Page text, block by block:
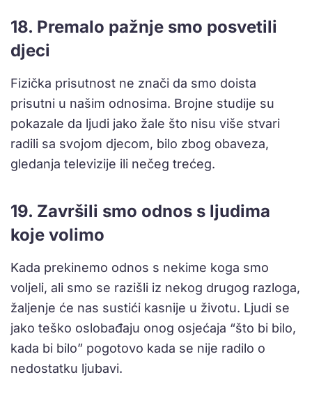
18. Premalo pažnje smo posvetili
djeci
Fizička prisutnost ne znači da smo doista
prisutni u našim odnosima. Brojne studije su
pokazale da ljudi jako žale što nisu više stvari
radili sa svojom djecom, bilo zbog obaveza,
gledanja televizije ili nečeg trećeg.
19. Završili smo odnos s ljudima
koje volimo
Kada prekinemo odnos s nekime koga smo
voljeli, ali smo se razišli iz nekog drugog razloga,
žaljenje će nas sustići kasnije u životu. Ljudi se
jako teško oslobađaju onog osjećaja “što bi bilo,
kada bi bilo” pogotovo kada se nije radilo o
nedostatku ljubavi.